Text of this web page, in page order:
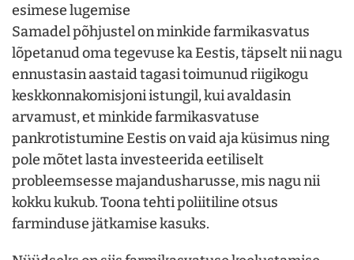
esimese lugemise
Samadel põhjustel on minkide farmikasvatus
lõpetanud oma tegevuse ka Eestis, täpselt nii nagu
ennustasin aastaid tagasi toimunud riigikogu
keskkonnakomisjoni istungil, kui avaldasin
arvamust, et minkide farmikasvatuse
pankrotistumine Eestis on vaid aja küsimus ning
pole mõtet lasta investeerida eetiliselt
probleemsesse majandusharusse, mis nagu nii
kokku kukub. Toona tehti poliitiline otsus
farminduse jätkamise kasuks.